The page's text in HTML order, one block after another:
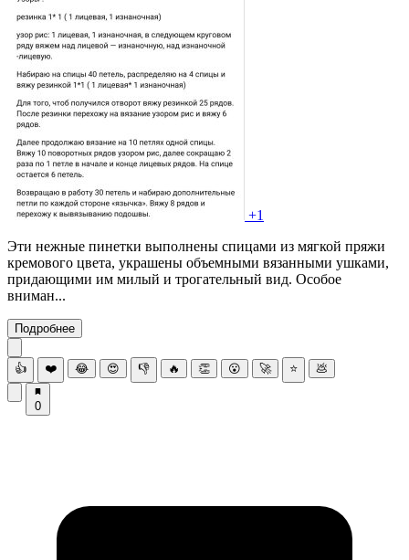
+1
Эти нежные пинетки выполнены спицами из мягкой пряжи
кремового цвета, украшены объемными вязанными ушками,
придающими им милый и трогательный вид. Особое
вниман...
Подробнее
👍 ❤️ 😂 😍 👎 🔥 👏 😮 🚀 ⭐ 💩
0